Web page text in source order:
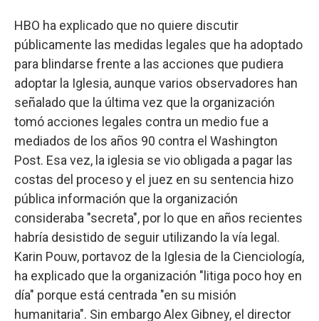
HBO ha explicado que no quiere discutir
públicamente las medidas legales que ha adoptado
para blindarse frente a las acciones que pudiera
adoptar la Iglesia, aunque varios observadores han
señalado que la última vez que la organización
tomó acciones legales contra un medio fue a
mediados de los años 90 contra el Washington
Post. Esa vez, la iglesia se vio obligada a pagar las
costas del proceso y el juez en su sentencia hizo
pública información que la organización
consideraba "secreta", por lo que en años recientes
habría desistido de seguir utilizando la vía legal.
Karin Pouw, portavoz de la Iglesia de la Cienciología,
ha explicado que la organización "litiga poco hoy en
día" porque está centrada "en su misión
humanitaria". Sin embargo Alex Gibney, el director